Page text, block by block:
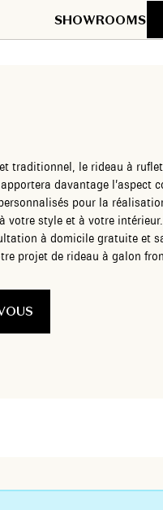
SHOWROOMS
traditionnel, le rideau à
davantage l’aspect
pour la
à votre intérieur. Prenez rendez-vous dès
à domicile gratuite et
projet de rideau à galon